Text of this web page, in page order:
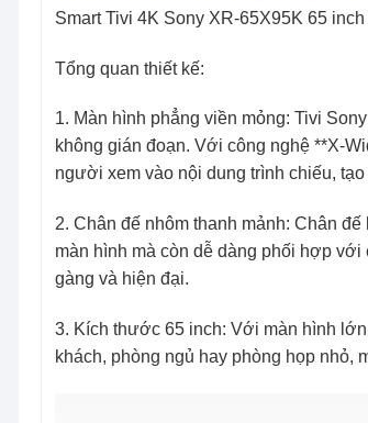
Smart Tivi 4K Sony XR-65X95K 65
Tổng quan thiết kế:
1. Màn hình phẳng viền mỏng: Tivi
không gián đoạn. Với công nghệ **X-
người xem vào nội dung trình chiếu,
2. Chân đế nhôm thanh mảnh: Chân
màn hình mà còn dễ dàng phối hợp
gàng và hiện đại.
3. Kích thước 65 inch: Với màn hình
khách, phòng ngủ hay phòng họp nhỏ,